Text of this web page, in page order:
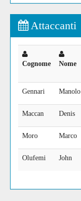
Attaccanti
Cognome Nome
Gennari Manolo
Maccan Denis
Moro Marco
Olufemi John